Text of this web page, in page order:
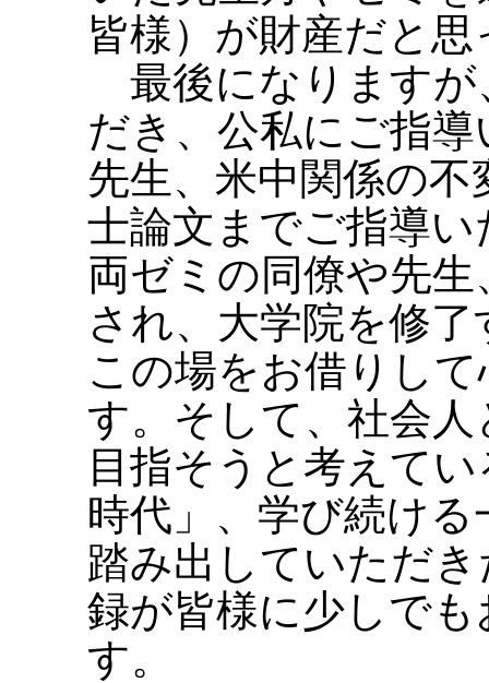
皆様）が財産だと
最後になりますが
だき、公私にご指
先生、米中関係の
士論文までご指導
両ゼミの同僚や先
され、大学院を修
この場をお借りし
す。そして、社会
目指そうと考えて
時代」、学び続け
踏み出していただ
録が皆様に少しで
す。